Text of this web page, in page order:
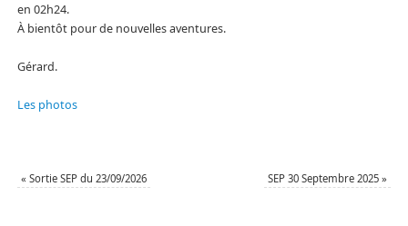
en 02h24.
À bientôt pour de nouvelles aventures.
Gérard.
Les photos
« Sortie SEP du 23/09/2026 SEP 30 Septembre 2025»